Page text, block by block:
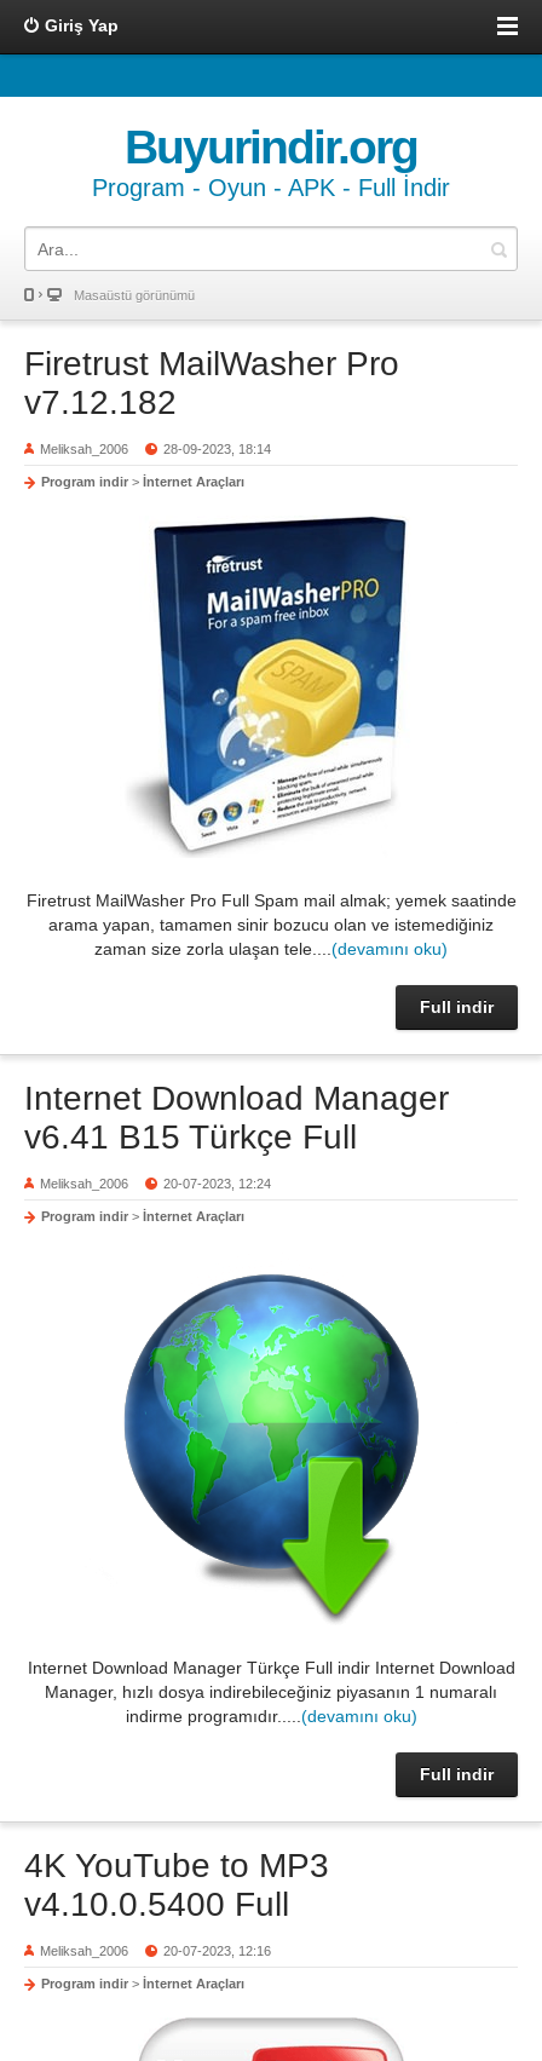
Giriş Yap
Buyurindir.org
Program - Oyun - APK - Full İndir
Masaüstü görünümü
Firetrust MailWasher Pro
v7.12.182
Meliksah_2006 28-09-2023, 18:14
Program indir > İnternet Araçları
Firetrust MailWasher Pro Full Spam mail almak; yemek saatinde
arama yapan, tamamen sinir bozucu olan ve istemediğiniz
zaman size zorla ulaşan tele.... (devamını oku)
Full indir
Internet Download Manager
v6.41 B15 Türkçe Full
Meliksah_2006 20-07-2023, 12:24
Program indir > İnternet Araçları
Internet Download Manager Türkçe Full indir Internet Download
Manager, hızlı dosya indirebileceğiniz piyasanın 1 numaralı
indirme programıdır..... (devamını oku)
Full indir
4K YouTube to MP3
v4.10.0.5400 Full
Meliksah_2006 20-07-2023, 12:16
Program indir > İnternet Araçları